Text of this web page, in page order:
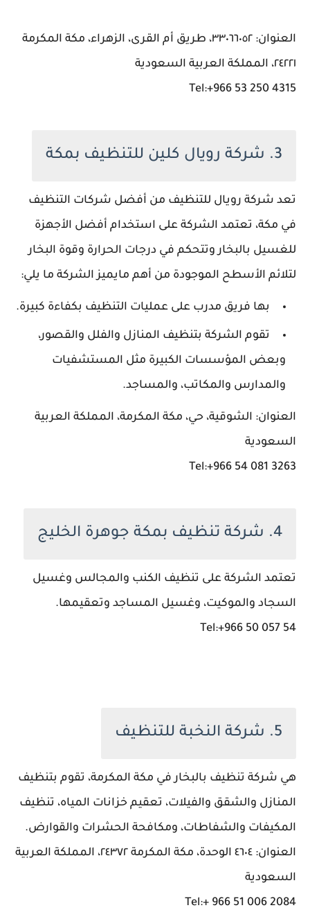
العنوان: ٣٣٠٦٦٠٥٢، طريق أم القرى، الزهراء، مكة المكرمة
٢٤٢٢١، المملكة العربية السعودية
Tel:+966 53 250 4315
3. شركة رويال كلين للتنظيف بمكة
تعد شركة رويال للتنظيف من أفضل شركات التنظيف
في مكة، تعتمد الشركة على استخدام أفضل الأجهزة
للغسيل بالبخار وتتحكم في درجات الحرارة وقوة البخار
لتلائم الأسطح الموجودة من أهم مايميز الشركة ما يلي:
بها فريق مدرب على عمليات التنظيف بكفاءة كبيرة.
تقوم الشركة بتنظيف المنازل والفلل والقصور،
وبعض المؤسسات الكبيرة مثل المستشفيات
والمدارس والمكاتب، والمساجد.
العنوان: الشوقية، حي، مكة المكرمة، المملكة العربية
السعودية
Tel:+966 54 081 3263
4. شركة تنظيف بمكة جوهرة الخليج
تعتمد الشركة على تنظيف الكنب والمجالس وغسيل
السجاد والموكيت، وغسيل المساجد وتعقيمها.
Tel:+966 50 057 54
5. شركة النخبة للتنظيف
هي شركة تنظيف بالبخار في مكة المكرمة، تقوم بتنظيف
المنازل والشقق والفيلات، تعقيم خزانات المياه، تنظيف
المكيفات والشفاطات، ومكافحة الحشرات والقوارض.
العنوان: ٤٦٠٤ الوحدة، مكة المكرمة ٢٤٣٧٢، المملكة العربية
السعودية
Tel:+ 966 51 006 2084